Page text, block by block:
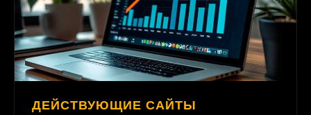
ДЕЙСТВУЮЩИЕ САЙТЫ